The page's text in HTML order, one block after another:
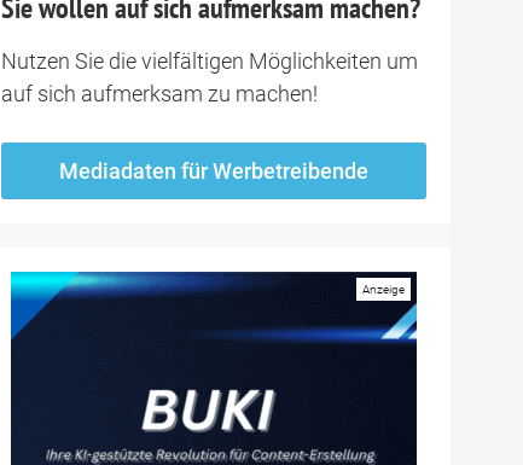
Sie wollen auf sich aufmerksam machen?
Nutzen Sie die vielfältigen Möglichkeiten um
auf sich aufmerksam zu machen!
Mediadaten für Werbetreibende